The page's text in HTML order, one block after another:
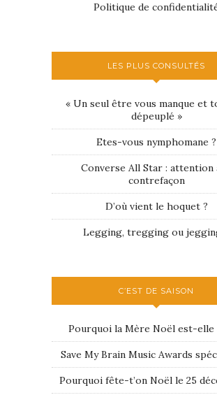
Politique de
LES PLUS CONSULTÉS
« Un seul être vous manque et
dépeuplé »
Etes-vous nymphomane ?
Converse All Star : attention
contrefaçon
D’où vient le hoquet ?
Legging, tregging ou
C’EST DE SAISON
Pourquoi la Mère Noël est-elle
Save My Brain Music Awards
Pourquoi fête-t’on Noël le 25